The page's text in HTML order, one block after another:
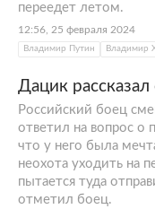
переедет летом.
12:56, 25 февраля 2024
Владимир Путин Владимир
Дацик
Российский боец
ответил на вопрос о
что у него была
неохота уходить на
пытается туда
отметил боец.